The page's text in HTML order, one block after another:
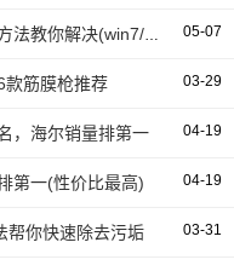
05-07
款筋膜枪推荐 03-29
，海尔销量排第一 04-19
第一(性价比最高) 04-19
帮你快速除去污垢 03-31